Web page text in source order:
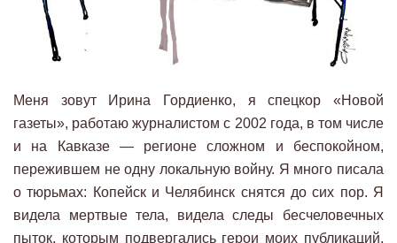
Меня зовут Ирина Гордиенко, я спецкор «Новой
газеты», работаю журналистом с 2002 года, в том числе
и на Кавказе — регионе сложном и беспокойном,
пережившем не одну локальную войну. Я много писала
о тюрьмах: Копейск и Челябинск снятся до сих пор. Я
видела мертвые тела, видела следы бесчеловечных
пыток, которым подвергались герои моих публикаций.